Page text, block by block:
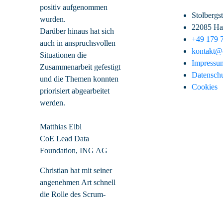
positiv aufgenommen
wurden.
Darüber hinaus hat sich
auch in anspruchsvollen
Situationen die
Zusammenarbeit gefestigt
und die Themen konnten
priorisiert abgearbeitet
werden.
Matthias Eibl
CoE Lead Data
Foundation, ING AG
Christian hat mit seiner
angenehmen Art schnell
die Rolle des Scrum-
22085
+49 179
Cookies